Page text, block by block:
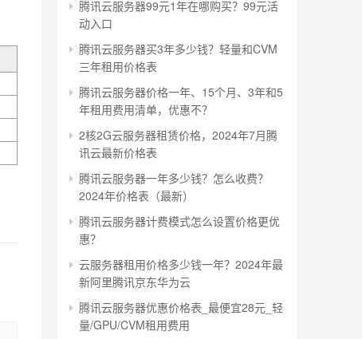
腾讯云服务器99元1年在哪购买？99元活
动入口
腾讯云服务器买3年多少钱？轻量和CVM
三年租用价格表
腾讯云服务器价格一年、15个月、3年和5
年租用费用清单，优惠不？
2核2G云服务器租赁价格，2024年7月腾
讯云最新价格表
腾讯云服务器一年多少钱？怎么收费？
2024年价格表（最新）
腾讯云服务器计费模式怎么设置价格更优
惠？
云服务器租用价格多少钱一年？2024年最
新阿里腾讯京东华为云
腾讯云服务器优惠价格表_最便宜28元_轻
量/GPU/CVM租用费用